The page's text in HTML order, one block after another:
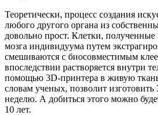
Теоретически, процесс создания
любого другого органа из
довольно прост. Клетки,
мозга индивидуума путем
смешиваются с биосовместимым
впоследствии растворяется внутри
помощью 3D-принтера в живую
словам ученых, позволит изготовить
неделю. А добиться этого можно
10 лет.